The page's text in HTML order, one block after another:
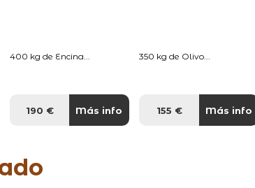
400 kg de Encina...
190 € Más info
350 kg de Olivo...
155 € Más info